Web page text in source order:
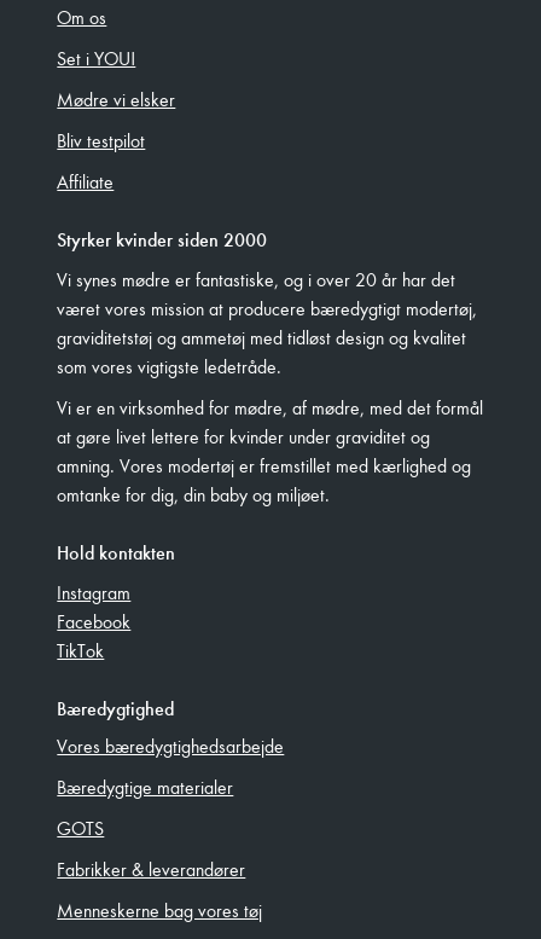
Om os
Set i YOU!
Mødre vi elsker
Bliv testpilot
Affiliate
Styrker kvinder siden 2000
Vi synes mødre er fantastiske, og i over 20 år har det
været vores mission at producere bæredygtigt modertøj,
graviditetstøj og ammetøj med tidløst design og kvalitet
som vores vigtigste ledetråde.
Vi er en virksomhed for mødre, af mødre, med det formål
at gøre livet lettere for kvinder under graviditet og
amning. Vores modertøj er fremstillet med kærlighed og
omtanke for dig, din baby og miljøet.
Hold kontakten
Instagram
Facebook
TikTok
Bæredygtighed
Vores bæredygtighedsarbejde
Bæredygtige materialer
GOTS
Fabrikker & leverandører
Menneskerne bag vores tøj